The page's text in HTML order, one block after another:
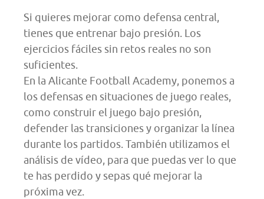
Si quieres mejorar como defensa central,
tienes que entrenar bajo presión. Los
ejercicios fáciles sin retos reales no son
suficientes.
En la Alicante Football Academy, ponemos a
los defensas en situaciones de juego reales,
como construir el juego bajo presión,
defender las transiciones y organizar la línea
durante los partidos. También utilizamos el
análisis de vídeo, para que puedas ver lo que
te has perdido y sepas qué mejorar la
próxima vez.